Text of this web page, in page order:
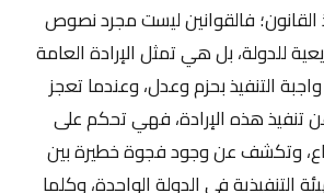
فالقوانين ليست مجرد نصوص
للدولة، بل هي تمثل الإرادة العامة
التنفيذ بحزم وعدل، وعندما تعجز
تنفيذ هذه الإرادة، فهي تحكم على
وتكشف عن وجود فجوة خطيرة بين
التنفيذية في الدولة الواحدة، وكلما